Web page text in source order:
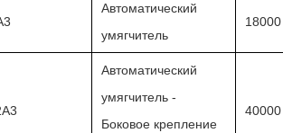
Автоматический
умягчитель
18000
Автоматический
умягчитель -
Боковое крепление
40000